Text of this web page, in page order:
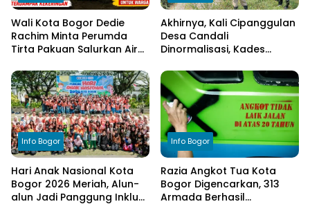
Wali Kota Bogor Dedie
Rachim Minta Perumda
Tirta Pakuan Salurkan Air
Terdampak Kekeringan
Akhirnya, Kali Cipanggulan
Desa Candali
Dinormalisasi, Kades
kepada Bupati Bogor
Info Bogor
Hari Anak Nasional Kota
Bogor 2026 Meriah, Alun-
alun Jadi Panggung Inklusi
Info Bogor
Razia Angkot Tua Kota
Bogor Digencarkan, 313
Armada Berhasil